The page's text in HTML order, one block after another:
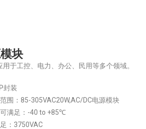
块
于工控、电力、办公、民用等多个领域。
封装
围：85-305VAC20W,AC/DC电源模块
满足：-40 to +85℃
：3750VAC